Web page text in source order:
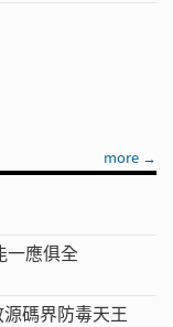
more →
一應俱全
碼界防毒天王